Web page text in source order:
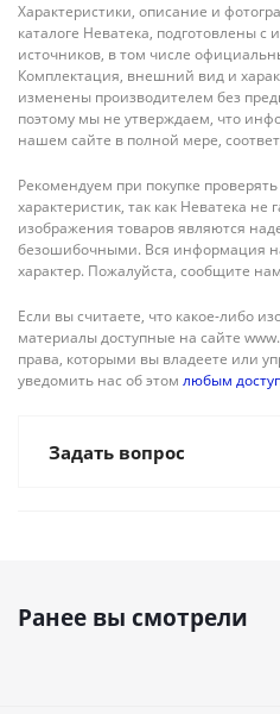
Характеристики, описание и
каталоге Неватека, подготовлены с
источников, в том числе
Комплектация, внешний вид и
изменены производителем без
поэтому мы не утверждаем, что
нашем сайте в полной мере,
Рекомендуем при покупке
характеристик, так как Неватека не
изображения товаров являются
безошибочными. Вся информация
характер. Пожалуйста, сообщите
Если вы считаете, что какое-либо
материалы доступные на сайте
права, которыми вы владеете или
уведомить нас об этом любым
Задать вопрос
Ранее вы смотрели